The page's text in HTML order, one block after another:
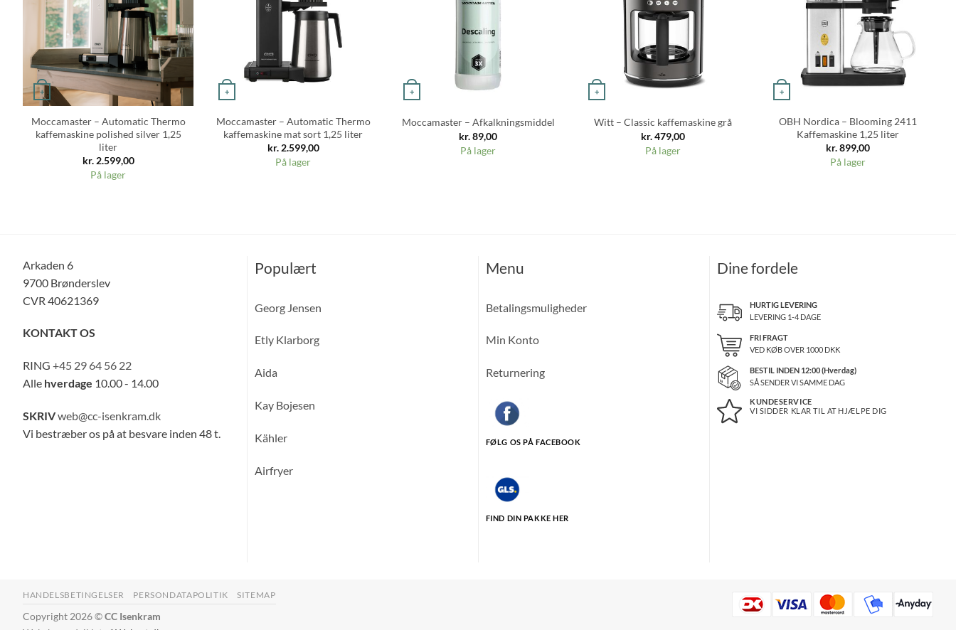
+
Moccamaster – Automatic Thermo
kaffemaskine polished silver 1,25
liter
kr.2.599,00
På lager
+
Moccamaster – Automatic Thermo
kaffemaskine mat sort 1,25 liter
kr.2.599,00
På lager
+
Moccamaster – Afkalkningsmiddel
kr.89,00
På lager
+
Witt – Classic kaffemaskine grå
kr.479,00
På lager
+
OBH Nordica – Blooming 2411
Kaffemaskine 1,25 liter
kr.899,00
På lager
Arkaden 6
9700 Brønderslev
CVR 40621369
KONTAKT OS
RING +45 29 64 56 22
Alle hverdage 10.00 - 14.00
SKRIVweb@cc-isenkram.dk
Vi bestræber os på at besvare inden 48 t.
Populært
Georg Jensen
Etly Klarborg
Aida
Kay Bojesen
Kähler
Airfryer
Menu
Betalingsmuligheder
Min Konto
Returnering
FØLG OS PÅ FACEBOOK
FIND DIN PAKKE HER
Dine fordele
HURTIG LEVERING
LEVERING 1-4 DAGE
FRI FRAGT
VED KØB OVER 1000DKK
BESTIL INDEN 12:00 (Hverdag)
SÅ SENDER VI SAMME DAG
KUNDESERVICE
VI SIDDER KLAR TIL AT HJÆLPE DIG
HANDELSBETINGELSER PERSONDATAPOLITIK SITEMAP
Copyright 2026 ©CC Isenkram